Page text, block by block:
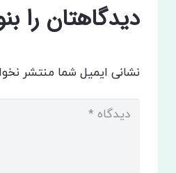
دیدگاهتان را
نشانی ایمیل شما منتشر